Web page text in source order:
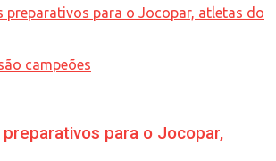
preparativos para o Jocopar,